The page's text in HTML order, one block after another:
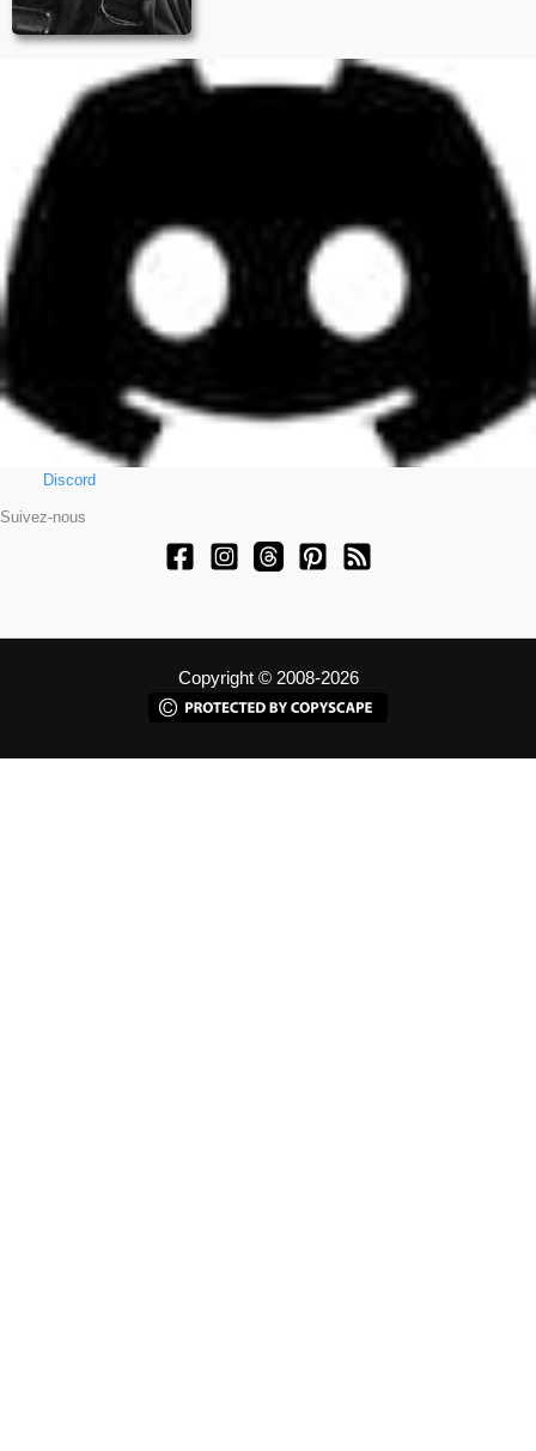
Discord
Suivez-nous
Copyright © 2008-2026